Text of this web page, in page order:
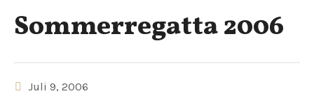
Sommerregatta 2006
Juli 9, 2006